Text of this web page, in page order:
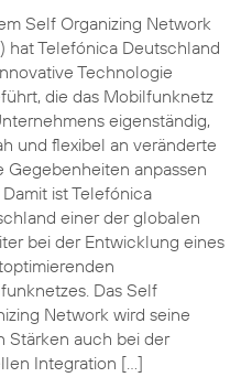
Self Organizing Network
hat Telefónica Deutschland
Technologie
die das Mobilfunknetz
eigenständig,
und flexibel an veränderte
Gegebenheiten anpassen
Damit ist Telefónica
einer der globalen
bei der Entwicklung eines
Das Self
Network wird seine
Stärken auch bei der
Integration […]